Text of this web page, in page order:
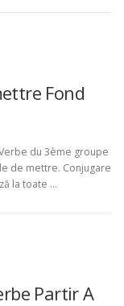
Fond
du 3ème groupe
de mettre. Conjugare
la toate …
Partir A